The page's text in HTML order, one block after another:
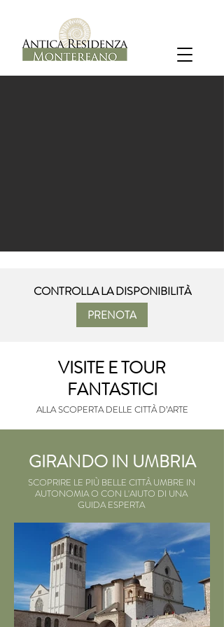
CONTROLLA LA DISPONIBILITÀ
PRENOTA
VISITE E TOUR
FANTASTICI
ALLA SCOPERTA DELLE CITTÀ D’ARTE
GIRANDO IN UMBRIA
SCOPRIRE LE PIÙ BELLE CITTÀ UMBRE IN
AUTONOMIA O CON L'AIUTO DI UNA
GUIDA ESPERTA